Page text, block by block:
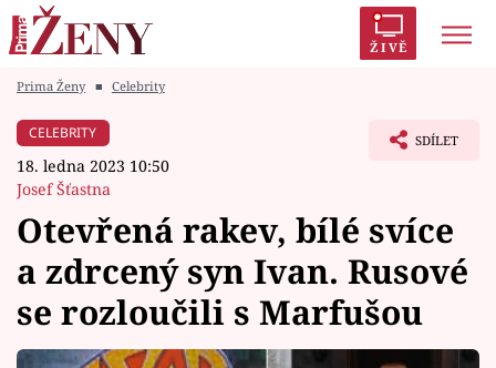
ŽIVĚ
Módní alarm
Témata
Celebrity
Prima Ženy ■ Celebrity
CELEBRITY
18. ledna 2023 10:50
Josef Šťastna
SDÍLET
Otevřená rakev, bílé svíce
a zdrcený syn Ivan. Rusové
se rozloučili s Marfušou